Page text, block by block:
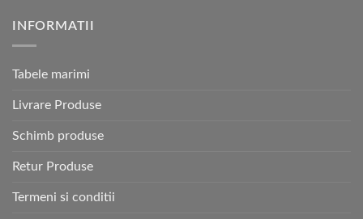
INFORMATII
Tabele marimi
Livrare Produse
Schimb produse
Retur Produse
Termeni si conditii